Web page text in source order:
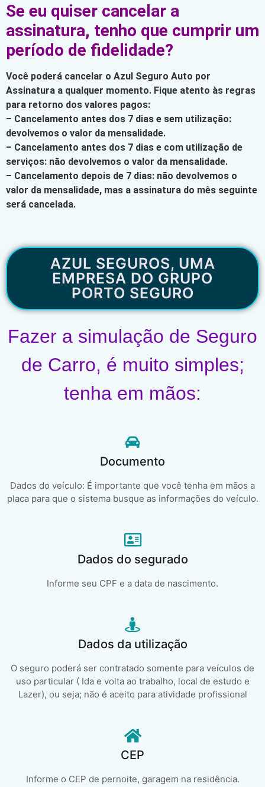
Se eu quiser cancelar a
assinatura, tenho que cumprir um
período de fidelidade?
Você poderá cancelar o Azul Seguro Auto por
Assinatura a qualquer momento. Fique atento às regras
para retorno dos valores pagos:
– Cancelamento antes dos 7 dias e sem utilização:
devolvemos o valor da mensalidade.
– Cancelamento antes dos 7 dias e com utilização de
serviços: não devolvemos o valor da mensalidade.
– Cancelamento depois de 7 dias: não devolvemos o
valor da mensalidade, mas a assinatura do mês seguinte
será cancelada.
AZUL SEGUROS, UMA
EMPRESA DO GRUPO
PORTO SEGURO
Fazer a simulação de Seguro
de Carro, é muito simples;
tenha em mãos:
Documento
Dados do veículo: É importante que você tenha em mãos a
placa para que o sistema busque as informações do veículo.
Dados do segurado
Informe seu CPF e a data de nascimento.
Dados da utilização
O seguro poderá ser contratado somente para veículos de
uso particular ( Ida e volta ao trabalho, local de estudo e
Lazer), ou seja; não é aceito para atividade profissional
CEP
Informe o CEP de pernoite, garagem na residência.